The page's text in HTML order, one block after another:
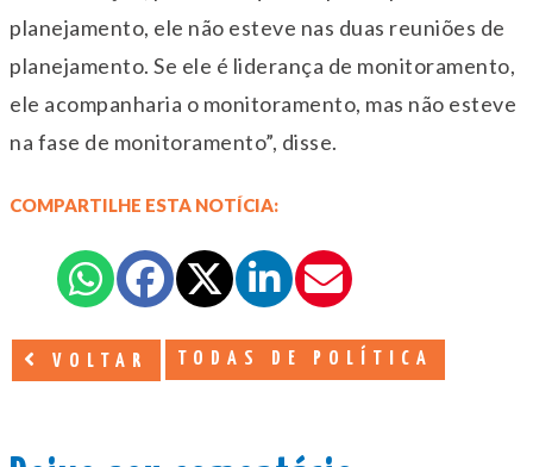
planejamento, ele não esteve nas duas reuniões de
planejamento. Se ele é liderança de monitoramento,
ele acompanharia o monitoramento, mas não esteve
na fase de monitoramento”, disse.
COMPARTILHE ESTA NOTÍCIA:
VOLTAR TODAS DE POLÍTICA